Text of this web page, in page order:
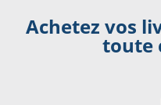
Achetez vos
toute